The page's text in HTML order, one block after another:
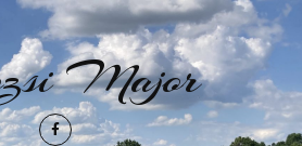
Major